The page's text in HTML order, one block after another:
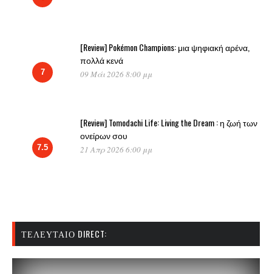
7
[Review] Pokémon Champions: μια ψηφιακή αρένα,
πολλά κενά
09 Μάι 2026 8:00 μμ
7.5
[Review] Tomodachi Life: Living the Dream : η ζωή των
ονείρων σου
21 Απρ 2026 6:00 μμ
ΤΕΛΕΥΤΑΊΟ DIRECT: